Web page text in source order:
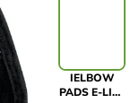
IELBOW
PADS E-LITE